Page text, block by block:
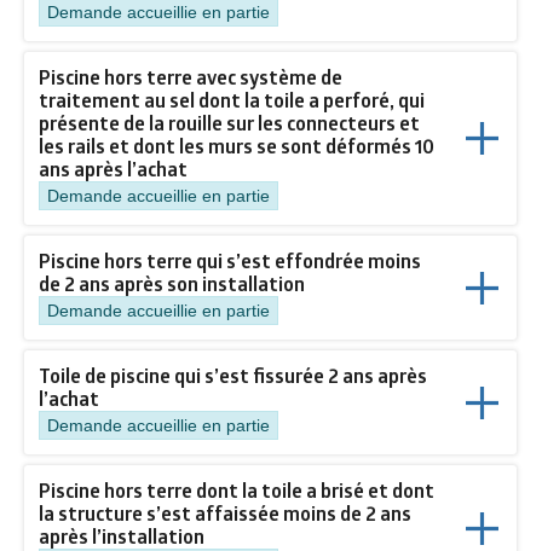
Demande accueillie en partie
Piscine hors terre avec système de
traitement au sel dont la toile a perforé, qui
présente de la rouille sur les connecteurs et
les rails et dont les murs se sont déformés 10
ans après l’achat
Demande accueillie en partie
Piscine hors terre qui s’est effondrée moins
de 2 ans après son installation
Demande accueillie en partie
Toile de piscine qui s’est fissurée 2 ans après
l’achat
Demande accueillie en partie
Piscine hors terre dont la toile a brisé et dont
la structure s’est affaissée moins de 2 ans
après l’installation